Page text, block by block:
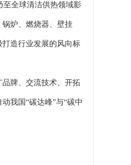
至全球清洁供热领域影
炉、燃烧器、壁挂
造行业发展的风向标
牌、交流技术、开拓
我国“碳达峰”与“碳中